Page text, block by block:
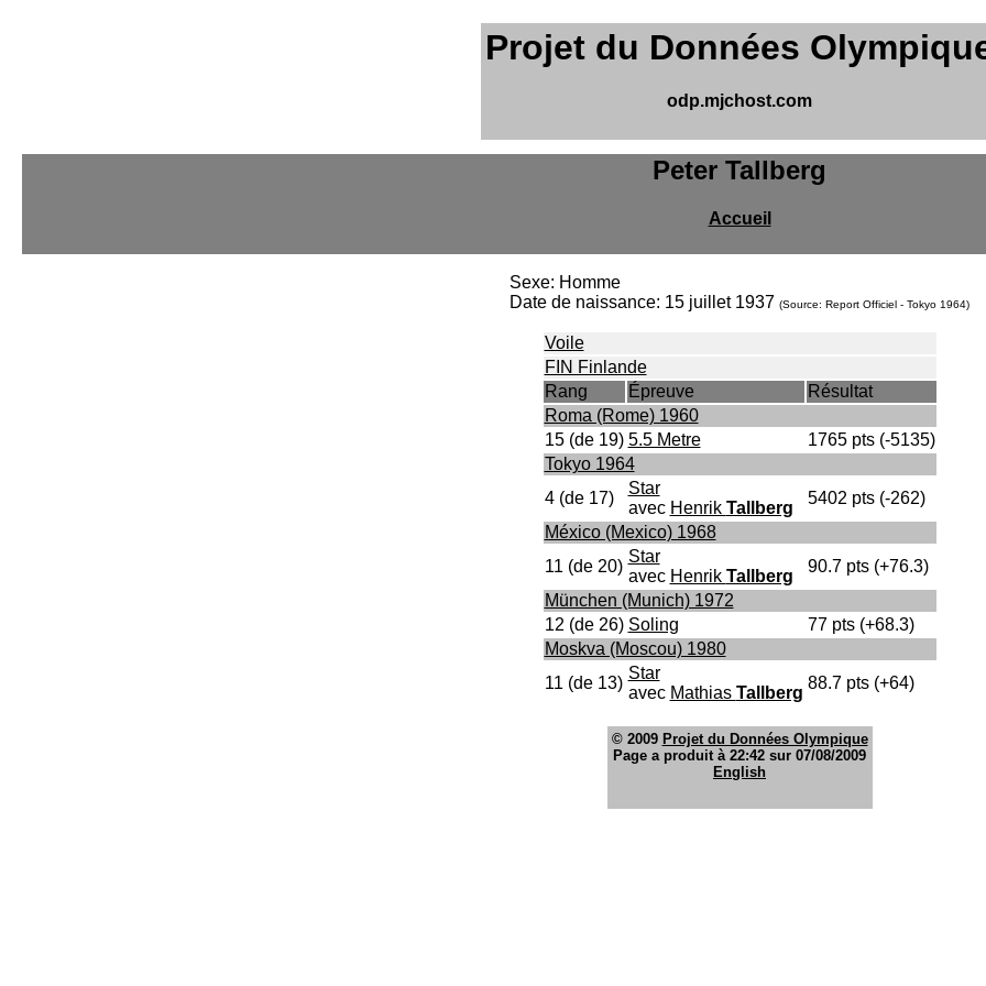
Projet du Données
odp.mjchost.com
Peter Tallberg
Accueil
Sexe: Homme
Date de naissance: 15 juillet 1937 (Source: Report Officiel - Tokyo 1964)
Voile
FIN Finlande
Rang
Épreuve
Résultat
Roma (Rome) 1960
15 (de 19) 5.5 Metre
1765 pts (-5135)
Tokyo 1964
4 (de 17)
Star
avec Henrik Tallberg
5402 pts (-262)
México (Mexico) 1968
11 (de 20)
Star
avec Henrik Tallberg
90.7 pts (+76.3)
München (Munich) 1972
12 (de 26) Soling
77 pts (+68.3)
Moskva (Moscou) 1980
11 (de 13)
Star
avec Mathias Tallberg
88.7 pts (+64)
© 2009 Projet du Données Olympique
Page a produit à 22:42 sur 07/08/2009
English